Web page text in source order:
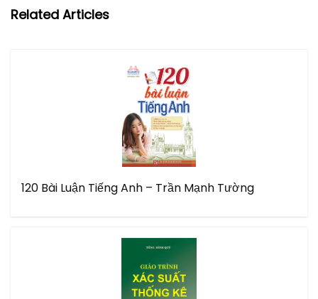
Related Articles
120 Bài Luận Tiếng Anh – Trần Mạnh Tường